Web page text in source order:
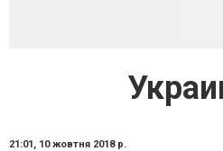
21:01, 10 жовтня 2018 р.